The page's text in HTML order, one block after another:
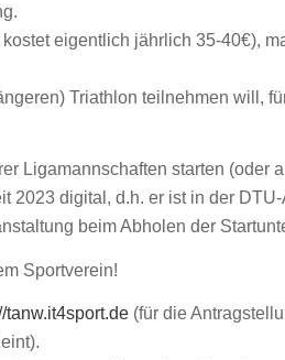
eigentlich jährlich 35-40€),
Triathlon teilnehmen will,
Ligamannschaften starten (oder
digital, d.h. er ist in der
beim Abholen der
Sportverein!
tanw.it4sport.de (für die